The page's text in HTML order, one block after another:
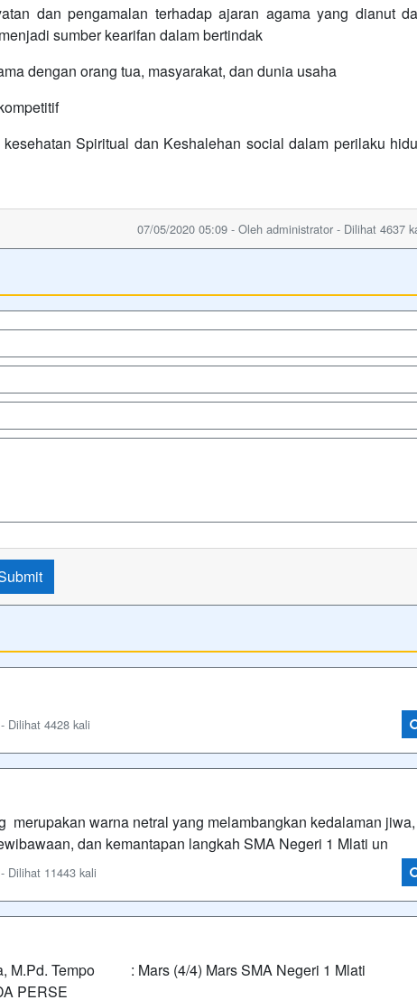
dan pengamalan terhadap ajaran agama yang dianut
sumber kearifan dalam bertindak
dengan orang tua, masyarakat, dan dunia usaha
Spiritual dan Keshalehan social dalam perilaku
07/05/2020 05:09 - Oleh administrator - Dilihat 4637
Dilihat 4428 kali
merupakan warna netral yang melambangkan kedalaman jiwa,
dan kemantapan langkah SMA Negeri 1 Mlati un
Dilihat 11443 kali
M.Pd. Tempo : Mars (4/4) Mars SMA Negeri 1 Mlati
PERSE